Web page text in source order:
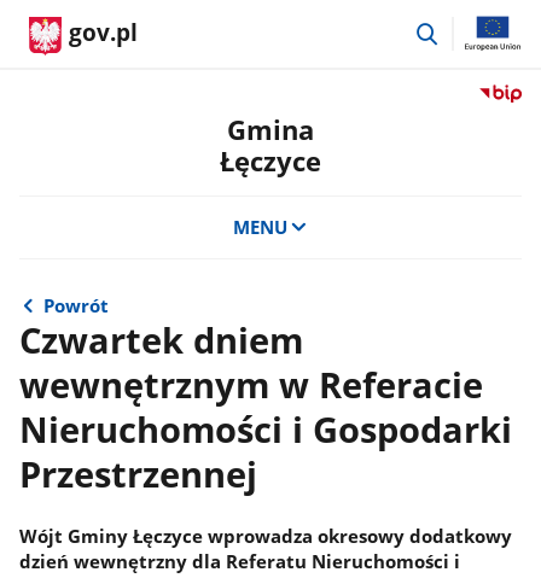
gov.pl
przejdź
Przejdź
Gmina
Łęczyce
MENU
Powrót
Czwartek dniem
wewnętrznym w Referacie
Nieruchomości i Gospodarki
Przestrzennej
Wójt Gminy Łęczyce wprowadza okresowy dodatkowy
dzień wewnętrzny dla Referatu Nieruchomości i